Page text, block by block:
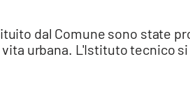
dal Comune sono state
urbana. L'Istituto tecnico